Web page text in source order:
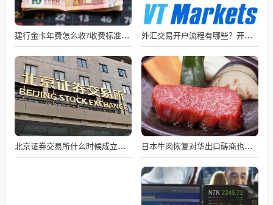
建行金卡年费怎么收?收费标准与减免条件详解 外汇交易开户流程有哪些？开户避坑指南：这些错误90%的人都犯过
北京证券交易所什么时候成立的？普通人如何参与？北交所投资的正确打开方式 日本牛肉恢复对华出口磋商也停了，中方连下两禁令，日本牛肉水产全凉了